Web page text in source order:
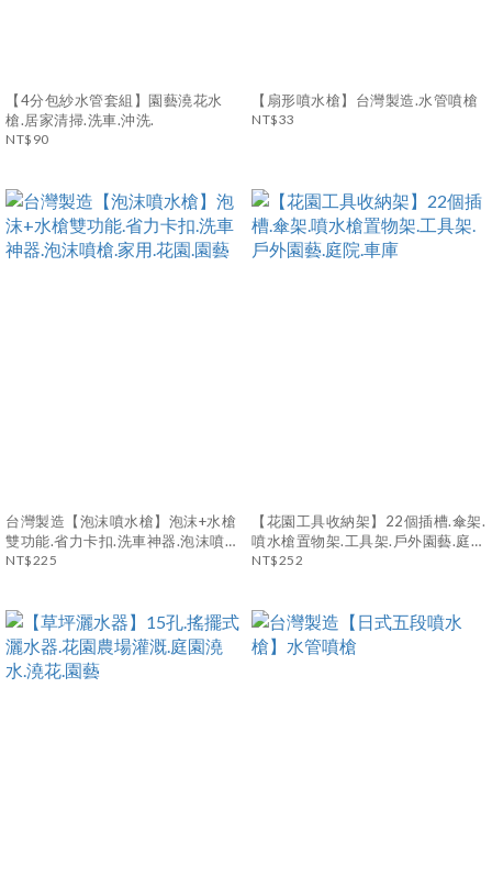
【4分包紗水管套組】園藝澆花水
槍.居家清掃.洗車.沖洗.
NT$90
【扇形噴水槍】台灣製造.水管噴槍
NT$33
台灣製造【泡沫噴水槍】泡沫+水槍
雙功能.省力卡扣.洗車神器.泡沫噴
槍.家用.花園.園藝
NT$225
【花園工具收納架】22個插槽.傘架.
噴水槍置物架.工具架.戶外園藝.庭
院.車庫
NT$252